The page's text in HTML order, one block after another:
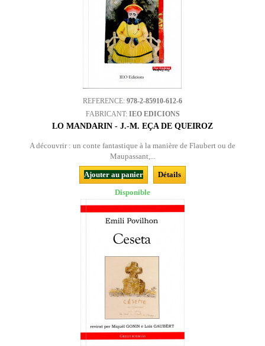
REFERENCE: 978-2-85910-612-6
FABRICANT: IEO EDICIONS
LO MANDARIN - J.-M. EÇA DE QUEIROZ
A découvrir : un conte fantastique à la manière de Flaubert ou de
Maupassant,...
Ajouter au panier
Détails
Disponible